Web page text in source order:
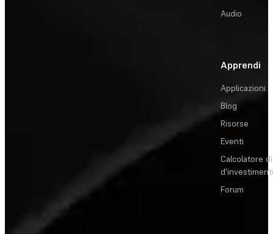
Audio
Apprendi
Applicazioni
Blog
Risorse
Eventi
Calcolatore
Forum